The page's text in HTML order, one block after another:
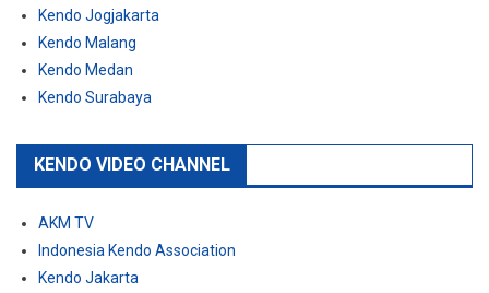
Kendo Jogjakarta
Kendo Malang
Kendo Medan
Kendo Surabaya
KENDO VIDEO CHANNEL
AKM TV
Indonesia Kendo Association
Kendo Jakarta